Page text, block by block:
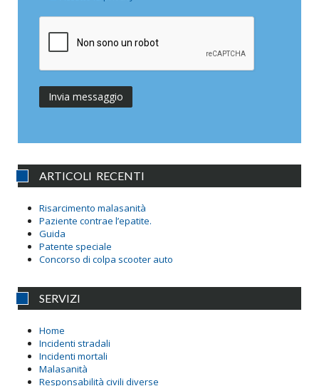
ARTICOLI RECENTI
Risarcimento malasanità
Paziente contrae l’epatite.
Guida
Patente speciale
Concorso di colpa scooter auto
SERVIZI
Home
Incidenti stradali
Incidenti mortali
Malasanità
Responsabilità civili diverse